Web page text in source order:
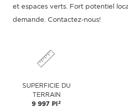
et espaces verts. Fort potentiel
demande. Contactez-nous!
SUPERFICIE DU
TERRAIN
9 997 PI 2